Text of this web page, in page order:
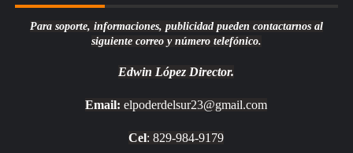
Para soporte, informaciones, publicidad pueden contactarnos al
siguiente correo y número telefónico.
Edwin López Director.
Email: elpoderdelsur23@gmail.com
Cel: 829-984-9179